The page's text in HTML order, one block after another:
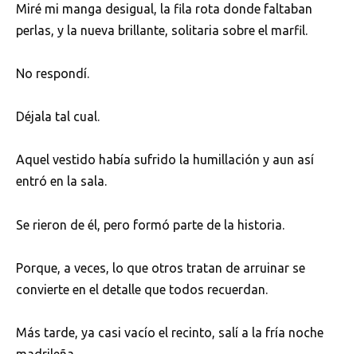
Miré mi manga desigual, la fila rota donde faltaban
perlas, y la nueva brillante, solitaria sobre el marfil.
No respondí.
Déjala tal cual.
Aquel vestido había sufrido la humillación y aun así
entró en la sala.
Se rieron de él, pero formó parte de la historia.
Porque, a veces, lo que otros tratan de arruinar se
convierte en el detalle que todos recuerdan.
Más tarde, ya casi vacío el recinto, salí a la fría noche